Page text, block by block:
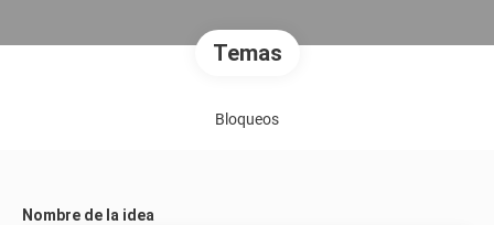
Temas
Bloqueos
Nombre de la idea